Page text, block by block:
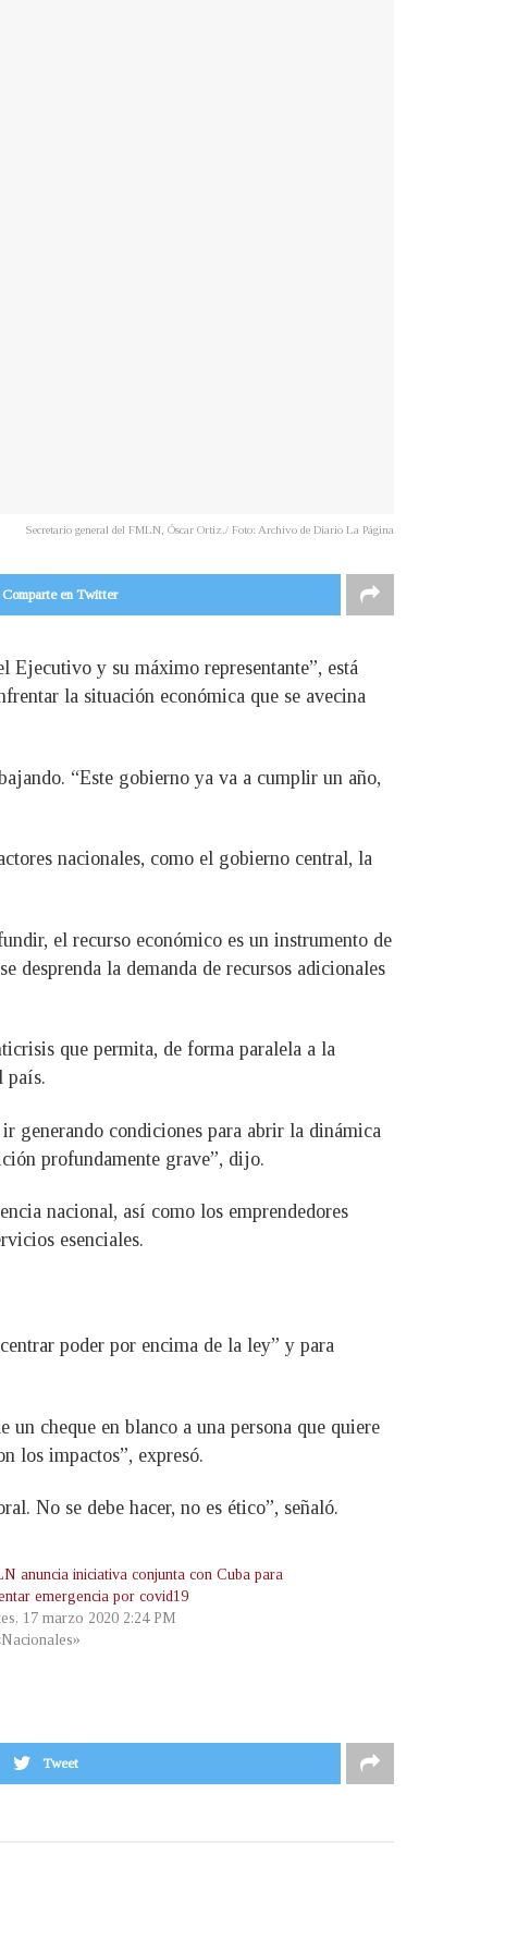
Secretario general del FMLN, Óscar Ortiz./ Foto: Archivo de Diario La Página
Comparte en Twitter
y su máximo representante”, está
la situación económica que se avecina
“Este gobierno ya va a cumplir un año,
nacionales, como el gobierno central, la
el recurso económico es un instrumento de
desprenda la demanda de recursos adicionales
que permita, de forma paralela a la
país.
generando condiciones para abrir la dinámica
profundamente grave”, dijo.
nacional, así como los emprendedores
esenciales.
poder por encima de la ley” y para
cheque en blanco a una persona que quiere
los impactos”, expresó.
No se debe hacer, no es ético”, señaló.
anuncia iniciativa conjunta con Cuba para
emergencia por covid19
17 marzo 2020 2:24 PM
Tweet